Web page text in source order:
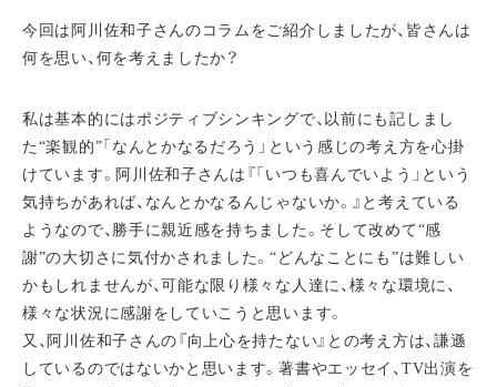
今回は阿川佐和子さんのコラムをご紹介しましたが、皆さんは
何を思い、何を考えましたか？
私は基本的にはポジティブシンキングで、以前にも記しまし
た“楽観的”「なんとかなるだろう」という感じの考え方を心掛
けています。阿川佐和子さんは『「いつも喜んでいよう」という
気持ちがあれば、なんとかなるんじゃないか。』と考えている
ようなので、勝手に親近感を持ちました。そして改めて“感
謝”の大切さに気付かされました。“どんなことにも”は難しい
かもしれませんが、可能な限り様々な人達に、様々な環境に、
様々な状況に感謝をしていこうと思います。
又、阿川佐和子さんの『向上心を持たない』との考え方は、謙遜
しているのではないかと思います。著書やエッセイ、TV出演を